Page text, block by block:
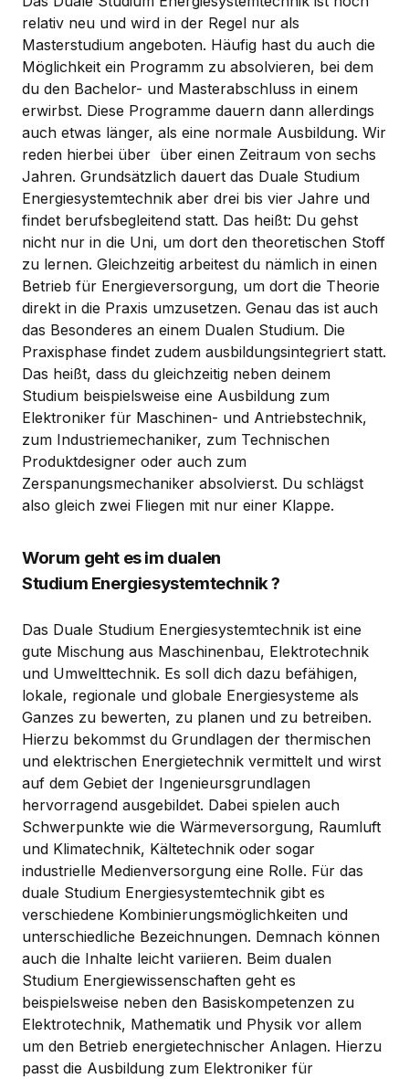
relativ neu und wird in der Regel nur als
Masterstudium angeboten. Häufig hast du auch die
Möglichkeit ein Programm zu absolvieren, bei dem
du den Bachelor- und Masterabschluss in einem
erwirbst. Diese Programme dauern dann allerdings
auch etwas länger, als eine normale Ausbildung. Wir
reden hierbei über über einen Zeitraum von sechs
Jahren. Grundsätzlich dauert das Duale Studium
Energiesystemtechnik aber drei bis vier Jahre und
findet berufsbegleitend statt. Das heißt: Du gehst
nicht nur in die Uni, um dort den theoretischen Stoff
zu lernen. Gleichzeitig arbeitest du nämlich in einen
Betrieb für Energieversorgung, um dort die Theorie
direkt in die Praxis umzusetzen. Genau das ist auch
das Besonderes an einem Dualen Studium. Die
Praxisphase findet zudem ausbildungsintegriert statt.
Das heißt, dass du gleichzeitig neben deinem
Studium beispielsweise eine Ausbildung zum
Elektroniker für Maschinen- und Antriebstechnik,
zum Industriemechaniker, zum Technischen
Produktdesigner oder auch zum
Zerspanungsmechaniker absolvierst. Du schlägst
also gleich zwei Fliegen mit nur einer Klappe.
Worum geht es im dualen
Studium Energiesystemtechnik ?
Das Duale Studium Energiesystemtechnik ist eine
gute Mischung aus Maschinenbau, Elektrotechnik
und Umwelttechnik. Es soll dich dazu befähigen,
lokale, regionale und globale Energiesysteme als
Ganzes zu bewerten, zu planen und zu betreiben.
Hierzu bekommst du Grundlagen der thermischen
und elektrischen Energietechnik vermittelt und wirst
auf dem Gebiet der Ingenieursgrundlagen
hervorragend ausgebildet. Dabei spielen auch
Schwerpunkte wie die Wärmeversorgung, Raumluft
und Klimatechnik, Kältetechnik oder sogar
industrielle Medienversorgung eine Rolle. Für das
duale Studium Energiesystemtechnik gibt es
verschiedene Kombinierungsmöglichkeiten und
unterschiedliche Bezeichnungen. Demnach können
auch die Inhalte leicht variieren. Beim dualen
Studium Energiewissenschaften geht es
beispielsweise neben den Basiskompetenzen zu
Elektrotechnik, Mathematik und Physik vor allem
um den Betrieb energietechnischer Anlagen. Hierzu
passt die Ausbildung zum Elektroniker für